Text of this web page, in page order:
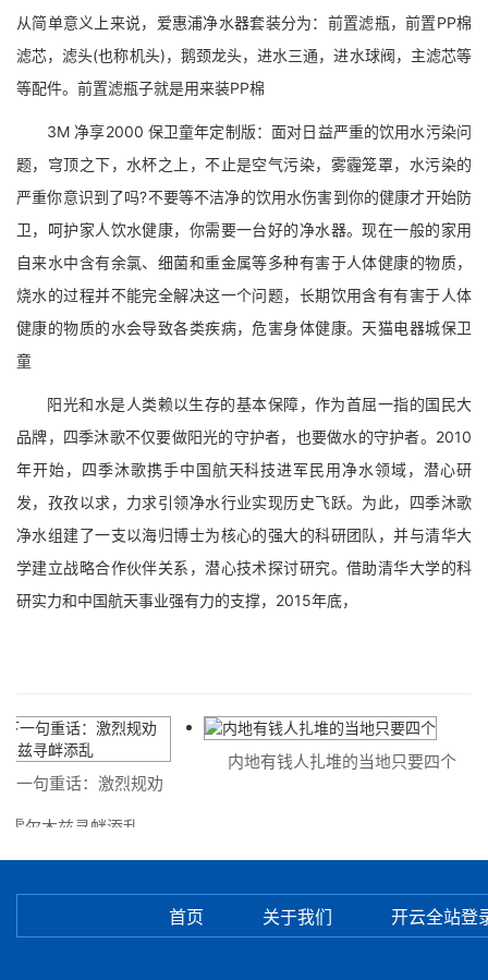
从简单意义上来说，爱惠浦净水器套装分为：前置滤瓶，前置PP棉
滤芯，滤头(也称机头)，鹅颈龙头，进水三通，进水球阀，主滤芯等
等配件。前置滤瓶子就是用来装PP棉
3M 净享2000 保卫童年定制版：面对日益严重的饮用水污染问
题，穹顶之下，水杯之上，不止是空气污染，雾霾笼罩，水污染的
严重你意识到了吗?不要等不洁净的饮用水伤害到你的健康才开始防
卫，呵护家人饮水健康，你需要一台好的净水器。现在一般的家用
自来水中含有余氯、细菌和重金属等多种有害于人体健康的物质，
烧水的过程并不能完全解决这一个问题，长期饮用含有有害于人体
健康的物质的水会导致各类疾病，危害身体健康。天猫电器城保卫
童
阳光和水是人类赖以生存的基本保障，作为首屈一指的国民大
品牌，四季沐歌不仅要做阳光的守护者，也要做水的守护者。2010
年开始，四季沐歌携手中国航天科技进军民用净水领域，潜心研
发，孜孜以求，力求引领净水行业实现历史飞跃。为此，四季沐歌
净水组建了一支以海归博士为核心的强大的科研团队，并与清华大
学建立战略合作伙伴关系，潜心技术探讨研究。借助清华大学的科
研实力和中国航天事业强有力的支撑，2015年底，
重话：激烈规劝
兹寻衅添乱
内地有钱人扎堆的当地只要四个
首页 关于我们 开云全站登